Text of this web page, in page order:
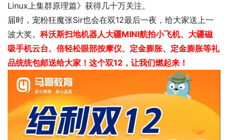
Linux上集群原理篇》获得几十万关注。
届时，宠粉狂魔张Sir也会在双12最后一夜，给大家送上一
波大奖。 科沃斯扫地机器人大疆MINI航拍小飞机、大疆磁
吸手机云台、倍轻松眼部按摩仪、定金膨胀、定金膨胀等礼
品统统包邮送给大家！这个双12，让我们燃起来！